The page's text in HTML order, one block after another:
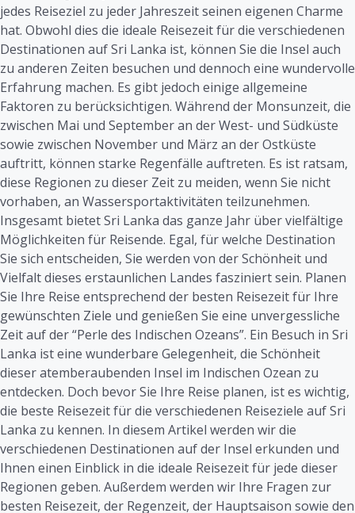
jedes Reiseziel zu jeder Jahreszeit seinen eigenen Charme
hat. Obwohl dies die ideale Reisezeit für die verschiedenen
Destinationen auf Sri Lanka ist, können Sie die Insel auch
zu anderen Zeiten besuchen und dennoch eine wundervolle
Erfahrung machen. Es gibt jedoch einige allgemeine
Faktoren zu berücksichtigen. Während der Monsunzeit, die
zwischen Mai und September an der West- und Südküste
sowie zwischen November und März an der Ostküste
auftritt, können starke Regenfälle auftreten. Es ist ratsam,
diese Regionen zu dieser Zeit zu meiden, wenn Sie nicht
vorhaben, an Wassersportaktivitäten teilzunehmen.
Insgesamt bietet Sri Lanka das ganze Jahr über vielfältige
Möglichkeiten für Reisende. Egal, für welche Destination
Sie sich entscheiden, Sie werden von der Schönheit und
Vielfalt dieses erstaunlichen Landes fasziniert sein. Planen
Sie Ihre Reise entsprechend der besten Reisezeit für Ihre
gewünschten Ziele und genießen Sie eine unvergessliche
Zeit auf der “Perle des Indischen Ozeans”. Ein Besuch in Sri
Lanka ist eine wunderbare Gelegenheit, die Schönheit
dieser atemberaubenden Insel im Indischen Ozean zu
entdecken. Doch bevor Sie Ihre Reise planen, ist es wichtig,
die beste Reisezeit für die verschiedenen Reiseziele auf Sri
Lanka zu kennen. In diesem Artikel werden wir die
verschiedenen Destinationen auf der Insel erkunden und
Ihnen einen Einblick in die ideale Reisezeit für jede dieser
Regionen geben. Außerdem werden wir Ihre Fragen zur
besten Reisezeit, der Regenzeit, der Hauptsaison sowie den